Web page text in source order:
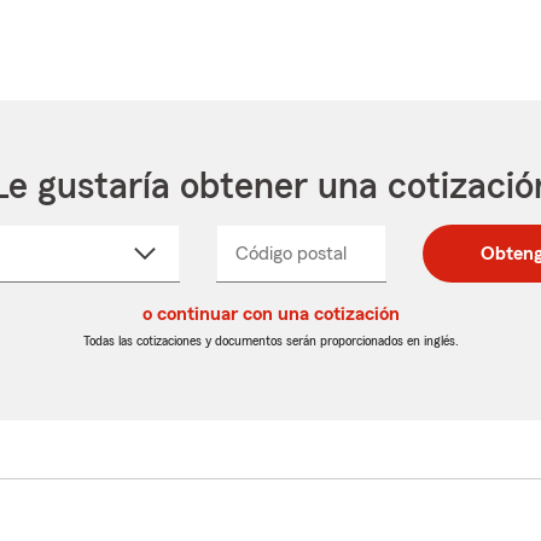
gustaría obtener una
Código postal
postal
de
postal
de
_____
o continuar con una cotización
Todas las cotizaciones y documentos serán proporcionados en inglés.